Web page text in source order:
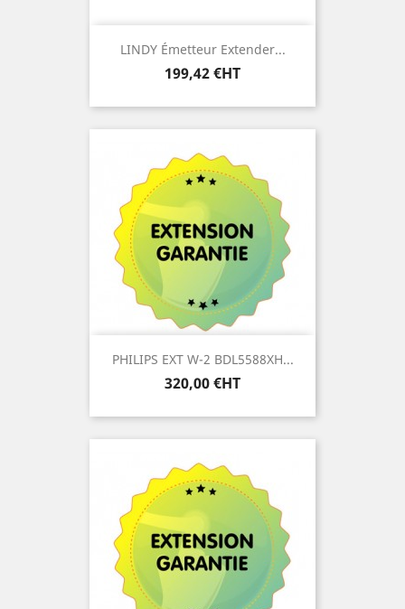
LINDY Émetteur Extender...
Prix
199,42 €HT
PHILIPS EXT W-2 BDL5588XH...
Prix
320,00 €HT